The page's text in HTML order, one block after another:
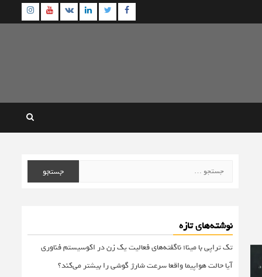
Facebook
Twitter
Linkedin
VK
برای:
نوشته‌های تازه
تک تراپی با مینا؛ ناگفته‌های فعالیت یک زن در اکوسیستم فناوری
آیا حالت هواپیما واقعا سرعت شارژ گوشی را بیشتر می‌کند؟